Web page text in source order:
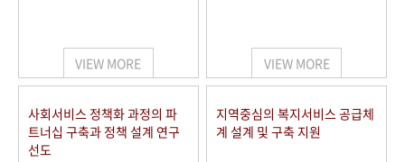
VIEW MORE VIEW MORE
사회서비스 정책화 과정의 파
트너십 구축과 정책 설계 연구
선도
지역중심의 복지서비스 공급체
계 설계 및 구축 지원